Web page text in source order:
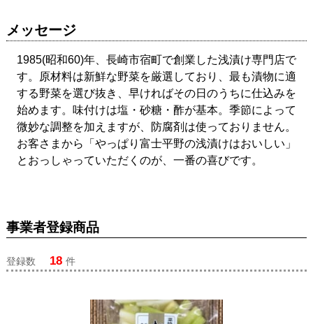
メッセージ
1985(昭和60)年、長崎市宿町で創業した浅漬け専門店で
す。原材料は新鮮な野菜を厳選しており、最も漬物に適
する野菜を選び抜き、早ければその日のうちに仕込みを
始めます。味付けは塩・砂糖・酢が基本。季節によって
微妙な調整を加えますが、防腐剤は使っておりません。
お客さまから「やっぱり富士平野の浅漬けはおいしい」
とおっしゃっていただくのが、一番の喜びです。
事業者登録商品
登録数 18 件